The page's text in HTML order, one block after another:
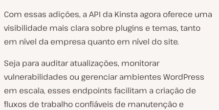
Com essas adições, a API da Kinsta agora oferece uma
visibilidade mais clara sobre plugins e temas, tanto
em nível da empresa quanto em nível do site.
Seja para auditar atualizações, monitorar
vulnerabilidades ou gerenciar ambientes WordPress
em escala, esses endpoints facilitam a criação de
fluxos de trabalho confiáveis de manutenção e